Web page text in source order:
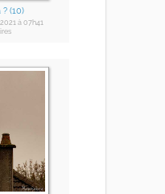
(10)
à 07h41